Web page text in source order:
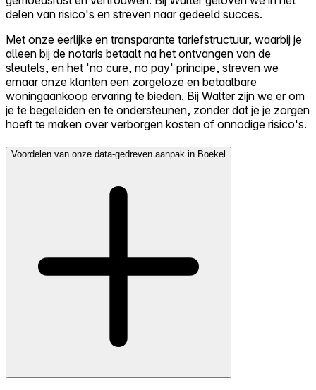
delen van risico's en streven naar gedeeld succes.
Met onze eerlijke en transparante tariefstructuur, waarbij je
alleen bij de notaris betaalt na het ontvangen van de
sleutels, en het 'no cure, no pay' principe, streven we
ernaar onze klanten een zorgeloze en betaalbare
woningaankoop ervaring te bieden. Bij Walter zijn we er om
je te begeleiden en te ondersteunen, zonder dat je je zorgen
hoeft te maken over verborgen kosten of onnodige risico's.
Voordelen van onze data-gedreven aanpak in Boekel